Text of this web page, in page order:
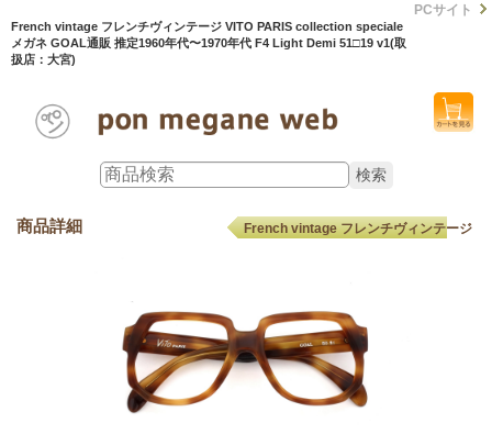
French vintage フレンチヴィンテージ VITO PARIS collection speciale
メガネ GOAL通販 推定1960年代〜1970年代 F4 Light Demi 51□19 v1(取
扱店：大宮)
PCサイト
商品詳細 French vintage フレンチヴィンテージ